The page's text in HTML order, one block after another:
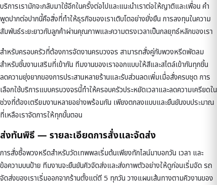
บริการเรามักจะกลับมาใช้อีกในครั้งต่อไปและแนะนำเราต่อให้ญาติและเพื่อน คำ
พูดปากต่อปากนี้คือสิ่งที่ทำให้ธุรกิจของเราเติบโตอย่างยั่งยืน การลงทุนในความ
สัมพันธ์ระยะยาวกับลูกค้าผ่านคุณภาพและความตรงเวลาเป็นกลยุทธ์หลักของเรา
สำหรับครอบครัวที่ต้องการจัดงานครบวงจร สามารถสั่งคู่กับพวงหรีดพัดลม
สำหรับชิ้นงานเสริมที่เข้ากัน ทีมงานของเราออกแบบให้สีและสไตล์เข้ากันทุกชิ้น
ลดความยุ่งยากของการประสานหลายร้านและรับส่วนลดเพิ่มเมื่อสั่งครบชุด การ
เลือกใช้บริการแบบครบวงจรนี้ทำให้ครอบครัวประหยัดเวลาและลดความเครียดใน
ช่วงที่ต้องเตรียมงานหลายอย่างพร้อมกัน เพียงตกลงแบบและยืนยันงบประมาณ
ที่เหลือเราจัดการให้ทุกขั้นตอน
ส่งทันพิธี — รายละเอียดการสั่งและจัดส่ง
การสั่งซื้อพวงหรีดสำหรับวัดเทพพลเริ่มต้นเพียงทักไลน์มาบอกวัน เวลา และ
ข้อความบนป้าย ทีมงานจะยืนยันคิวจัดส่งและส่งภาพตัวอย่างให้ดูก่อนเริ่มจัด รถ
จัดส่งของเราเริ่มออกจากร้านตั้งแต่ตี 5 ทุกวัน วางแผนเส้นทางตามคิวงานของ